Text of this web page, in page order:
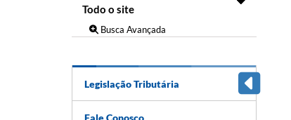
Busca Avançada
Legislação Tributária
Fale Conosco